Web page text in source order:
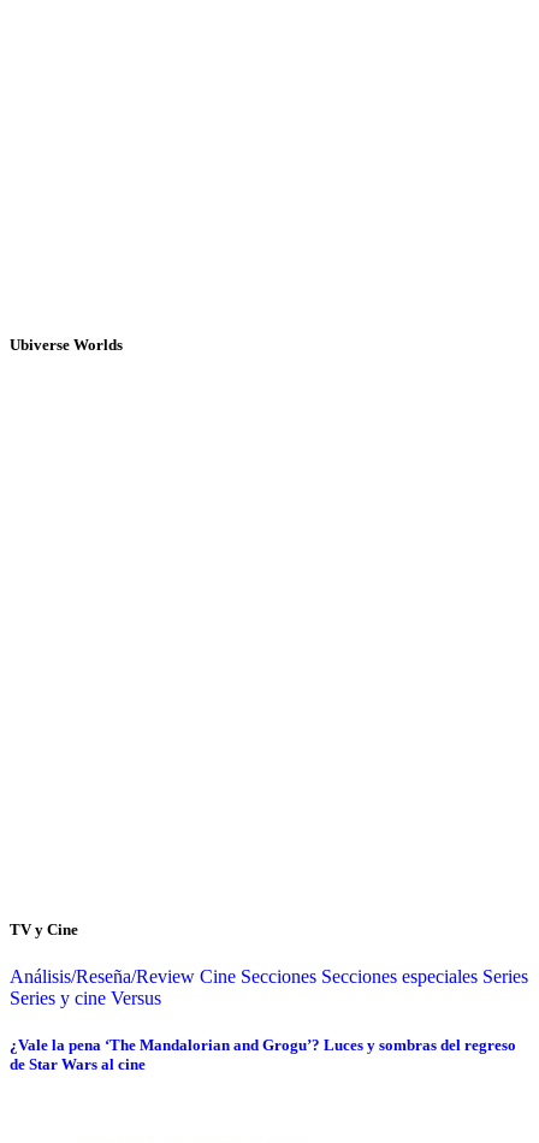
Ubiverse Worlds
TV y Cine
Análisis/Reseña/Review Cine Secciones Secciones especiales Series
Series y cine Versus
¿Vale la pena ‘The Mandalorian and Grogu’? Luces y sombras del regreso
de Star Wars al cine